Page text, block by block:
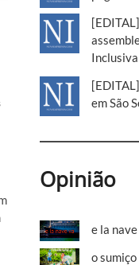
em São
Opinião
e la
o